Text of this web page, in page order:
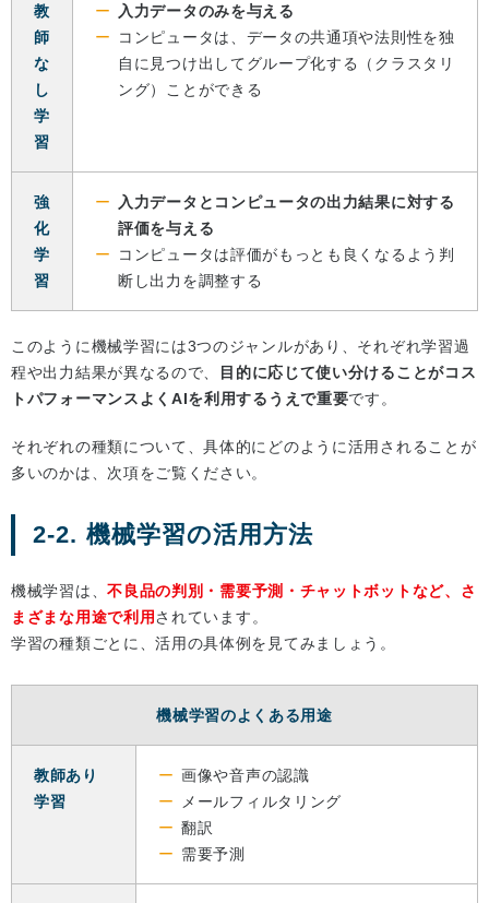
教
師
な
し
学
習
入力データのみを与える
コンピュータは、データの共通項や法則性を独
自に見つけ出してグループ化する（クラスタリ
ング）ことができる
強
化
学
習
入力データとコンピュータの出力結果に対する
評価を与える
コンピュータは評価がもっとも良くなるよう判
断し出力を調整する
このように機械学習には3つのジャンルがあり、それぞれ学習過
程や出力結果が異なるので、
目的に応じて使い分けることがコス
トパフォーマンスよくAIを利用するうえで重要です。
それぞれの種類について、具体的にどのように活用されることが
多いのかは、次項をご覧ください。
2-2. 機械学習の活用方法
機械学習は、不良品の判別・需要予測・チャットボットなど、さ
まざまな用途で利用されています。
学習の種類ごとに、活用の具体例を見てみましょう。
機械学習のよくある用途
教師あり
学習
画像や音声の認識
メールフィルタリング
翻訳
需要予測